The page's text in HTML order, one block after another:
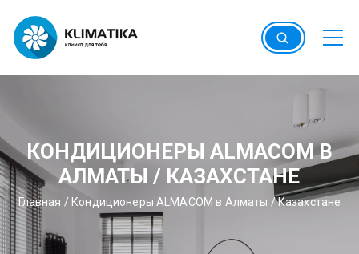
содержимому
КОНДИЦИОНЕРЫ ALMACOM В
АЛМАТЫ / КАЗАХСТАНЕ
Главная / Кондиционеры ALMACOM в Алматы / Казахстане